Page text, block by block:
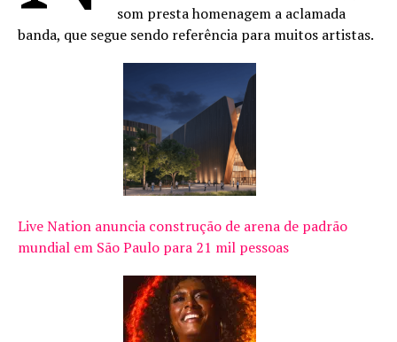
som presta homenagem a aclamada
banda, que segue sendo referência para muitos artistas.
Live Nation anuncia construção de arena de padrão
mundial em São Paulo para 21 mil pessoas